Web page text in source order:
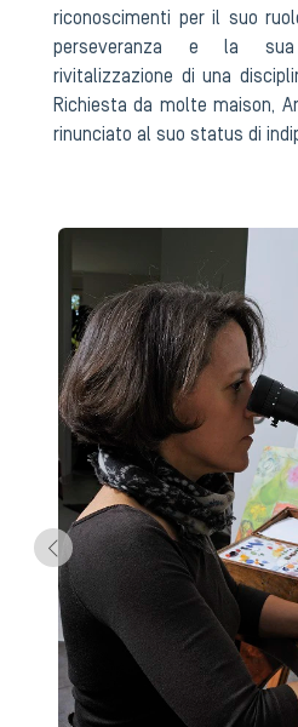
riconoscimenti per il suo
perseveranza e la sua
rivitalizzazione di una
Richiesta da molte maison,
rinunciato al suo status di